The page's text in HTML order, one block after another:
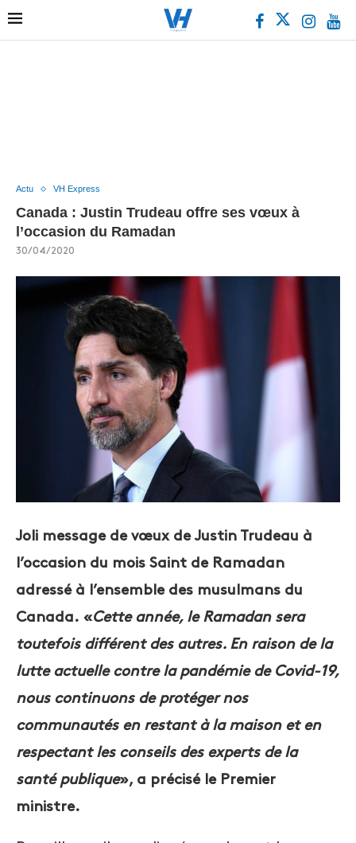
Actu VH Express
Canada : Justin Trudeau offre ses vœux à
l’occasion du Ramadan
30/04/2020
Joli message de vœux de Justin Trudeau à
l’occasion du mois Saint de Ramadan
adressé à l’ensemble des musulmans du
Canada. «Cette année, le Ramadan sera
toutefois différent des autres. En raison de la
lutte actuelle contre la pandémie de Covid-19,
nous continuons de protéger nos
communautés en restant à la maison et en
respectant les conseils des experts de la
santé publique», a précisé le Premier
ministre.